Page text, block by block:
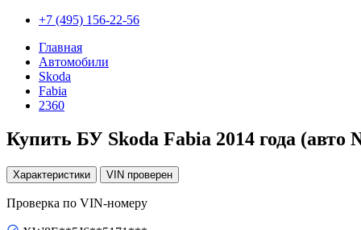
+7 (495) 156-22-56
Главная
Автомобили
Skoda
Fabia
2360
Купить БУ Skoda Fabia 2014 года (авто
Характеристики VIN проверен
Проверка по VIN-номеру